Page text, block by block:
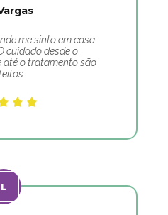
me sinto em casa
cuidado desde o
até o tratamento são